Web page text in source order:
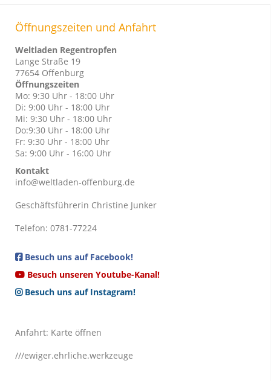
Öffnungszeiten und Anfahrt
Weltladen Regentropfen
Lange Straße 19
77654 Offenburg
Öffnungszeiten
Mo: 9:30 Uhr - 18:00 Uhr
Di: 9:00 Uhr - 18:00 Uhr
Mi: 9:30 Uhr - 18:00 Uhr
Do:9:30 Uhr - 18:00 Uhr
Fr: 9:30 Uhr - 18:00 Uhr
Sa: 9:00 Uhr - 16:00 Uhr
Kontakt
info@weltladen-offenburg.de
Geschäftsführerin Christine Junker
Telefon: 0781-77224
Besuch uns auf Facebook!
Besuch unseren Youtube-Kanal!
Besuch uns auf Instagram!
Anfahrt: Karte öffnen
///ewiger.ehrliche.werkzeuge